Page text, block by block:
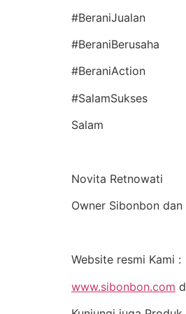
#BeraniJualan
#BeraniBerusaha
#BeraniAction
#SalamSukses
Salam
Novita Retnowati
Owner Sibonbon
Website resmi Kami :
www.sibonbon.com